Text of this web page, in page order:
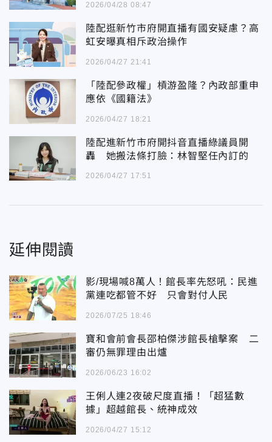
2026/04/28 08:47
陸配逛新竹市府開直播有國安疑慮？高
虹安曝真相斥政治操作
2026/04/27 21:41
「陸配參政權」槓游盈隆？內政部重申
應依《國籍法》
2026/04/27 18:21
陸配進新竹市府開抖音直播綠議員開
轟 她搬法條打臉：林智堅任內訂的
2026/04/27 17:51
延伸閱讀
影/現場喊8萬人！館長率先怒吼：民進
黨連吃都管不好 只會對付人民
2026/07/25 18:46
寶和會前會長邵柏傑涉館長槍擊案 二
審仍無罪理由出爐
2026/06/23 16:02
王俐人連2夜破尺度直播！「超猛數
據」超越館長、統神成效
2026/04/27 15:12